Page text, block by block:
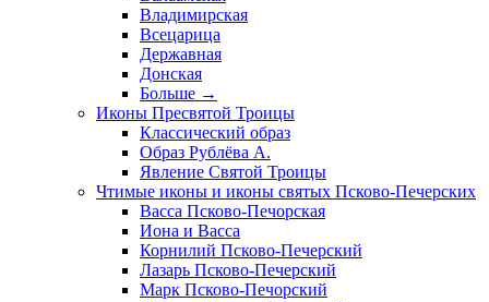
Владимирская
Всецарица
Державная
Донская
Больше →
Иконы Пресвятой Троицы
Классический образ
Образ Рублёва А.
Явление Святой Троицы
Чтимые иконы и иконы святых Псково-Печерских
Васса Псково-Печорская
Иона и Васса
Корнилий Псково-Печерский
Лазарь Псково-Печерский
Марк Псково-Печорский